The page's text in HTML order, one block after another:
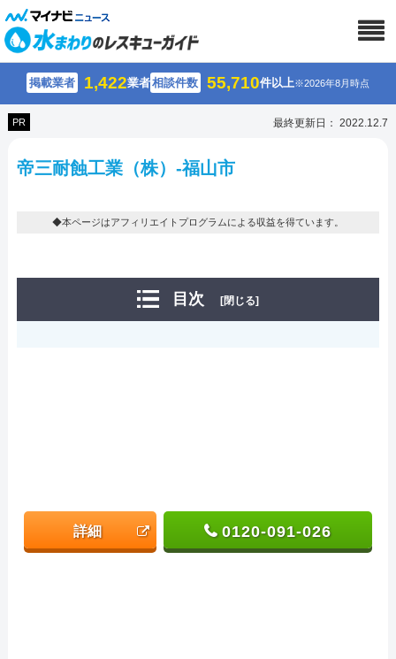
掲載業者 1,422業者相談件数 55,710件以上※2026年8月時点
PR 最終更新日： 2022.12.7
帝三耐蝕工業（株）-福山市
◆本ページはアフィリエイトプログラムによる収益を得ています。
目次 [閉じる]
詳細 0120-091-026